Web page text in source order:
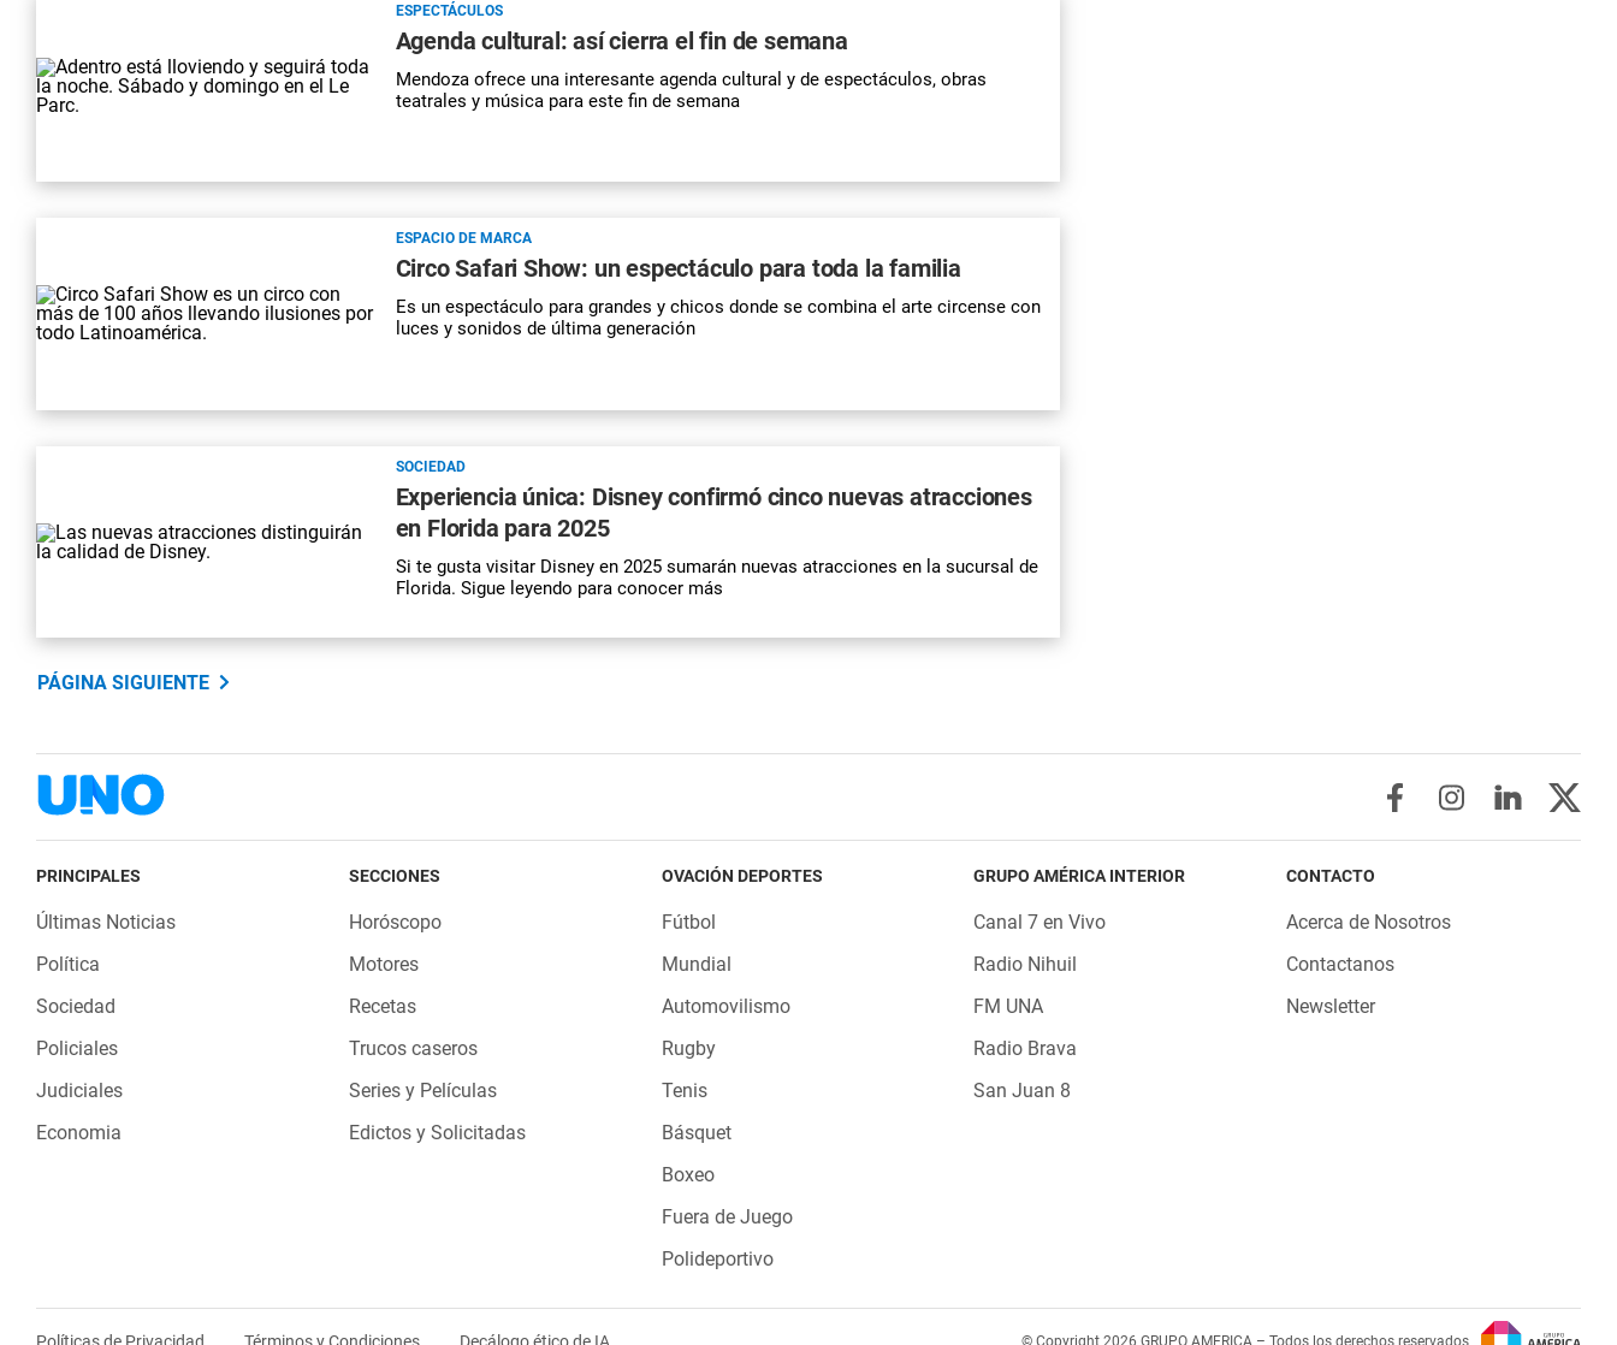
ESPECTÁCULOS
Agenda cultural: así cierra el fin de semana
Mendoza ofrece una interesante agenda cultural y de espectáculos, obras
teatrales y música para este fin de semana
ESPACIO DE MARCA
Circo Safari Show: un espectáculo para toda la familia
Es un espectáculo para grandes y chicos donde se combina el arte circense con
luces y sonidos de última generación
SOCIEDAD
Experiencia única: Disney confirmó cinco nuevas atracciones
en Florida para 2025
Si te gusta visitar Disney en 2025 sumarán nuevas atracciones en la sucursal de
Florida. Sigue leyendo para conocer más
PÁGINA SIGUIENTE
PRINCIPALES
Últimas Noticias
Política
Sociedad
Policiales
Judiciales
Economia
SECCIONES
Horóscopo
Motores
Recetas
Trucos caseros
Series y Películas
Edictos y Solicitadas
OVACIÓN DEPORTES
Fútbol
Mundial
Automovilismo
Rugby
Tenis
Básquet
Boxeo
Fuera de Juego
Polideportivo
GRUPO AMÉRICA INTERIOR
Canal 7 en Vivo
Radio Nihuil
FM UNA
Radio Brava
San Juan 8
CONTACTO
Acerca de Nosotros
Contactanos
Newsletter
© Copyright 2026 GRUPO AMERICA – Todos los derechos reservados